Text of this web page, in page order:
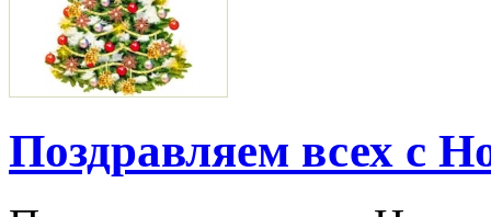
Поздравляем всех с